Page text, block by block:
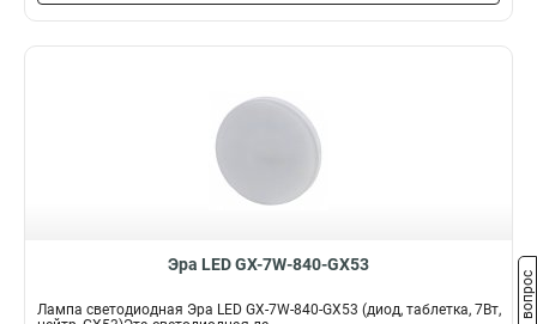
Эра LED GX-7W-840-GX53
Лампа светодиодная Эра LED GX-7W-840-GX53 (диод, таблетка, 7Вт,